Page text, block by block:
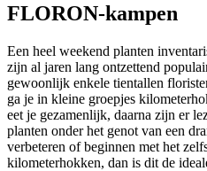
FLORON-kampen
Een heel weekend planten
zijn al jaren lang ontzettend
gewoonlijk enkele tientallen
ga je in kleine groepjes
eet je gezamenlijk, daarna zijn er
planten onder het genot van een
verbeteren of beginnen met het
kilometerhokken, dan is dit de